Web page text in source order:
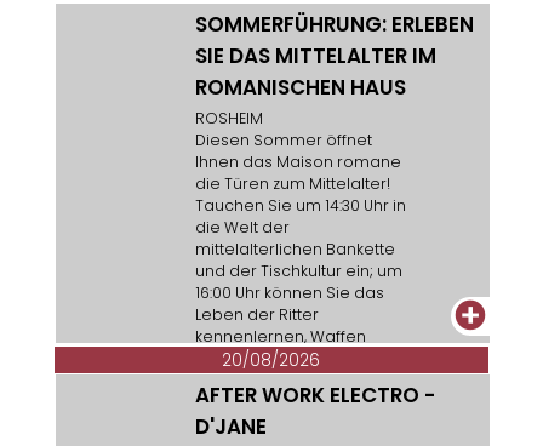
SOMMERFÜHRUNG: ERLEBEN
SIE DAS MITTELALTER IM
ROMANISCHEN HAUS
ROSHEIM
Diesen Sommer öffnet
Ihnen das Maison romane
die Türen zum Mittelalter!
Tauchen Sie um 14:30 Uhr in
die Welt der
mittelalterlichen Bankette
und der Tischkultur ein; um
16:00 Uhr können Sie das
Leben der Ritter
kennenlernen, Waffen
entdecken und einen
Kettenpanzer anprobieren.
+
20/08/2026
AFTER WORK ELECTRO -
D'JANE